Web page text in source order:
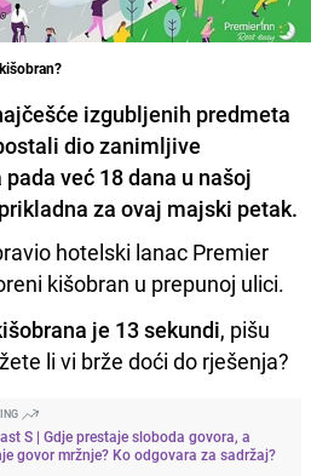
izgubljenih predmeta
dio zanimljive
već 18 dana u našoj
za ovaj majski petak.
hotelski lanac Premier
kišobran u prepunoj ulici.
je 13 sekundi, pišu
li vi brže doći do rješenja?
S | Gdje prestaje sloboda govora, a
govor mržnje? Ko odgovara za sadržaj?